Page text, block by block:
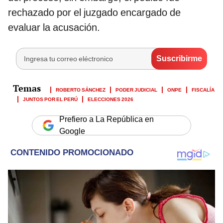
rechazado por el juzgado encargado de
evaluar la acusación.
ROBERTO SÁNCHEZ PODER JUDICIAL ONPE
FISCALÍA
JUNTOS POR EL PERÚ
ELECCIONES 2026
Prefiero a La República en
Google